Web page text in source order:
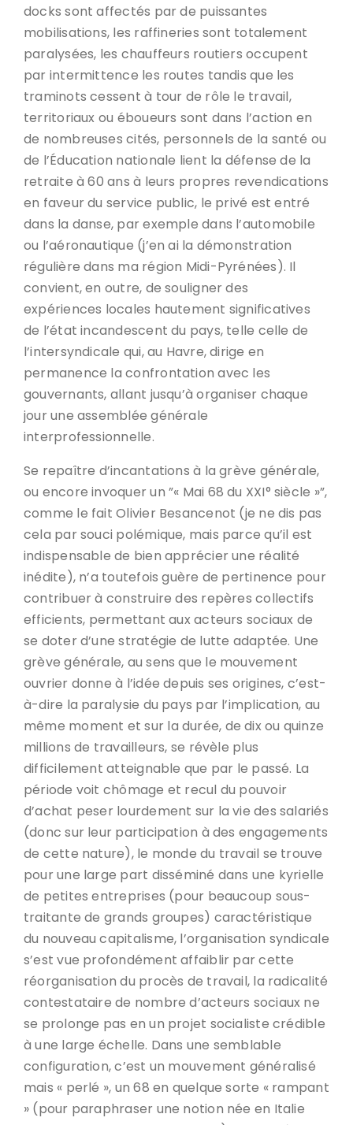
docks sont affectés par de puissantes
mobilisations, les raffineries sont totalement
paralysées, les chauffeurs routiers occupent
par intermittence les routes tandis que les
traminots cessent à tour de rôle le travail,
territoriaux ou éboueurs sont dans l’action en
de nombreuses cités, personnels de la santé ou
de l’Éducation nationale lient la défense de la
retraite à 60 ans à leurs propres revendications
en faveur du service public, le privé est entré
dans la danse, par exemple dans l’automobile
ou l’aéronautique (j’en ai la démonstration
régulière dans ma région Midi-Pyrénées). Il
convient, en outre, de souligner des
expériences locales hautement significatives
de l’état incandescent du pays, telle celle de
l’intersyndicale qui, au Havre, dirige en
permanence la confrontation avec les
gouvernants, allant jusqu’à organiser chaque
jour une assemblée générale
interprofessionnelle.
Se repaître d’incantations à la grève générale,
ou encore invoquer un ”« Mai 68 du XXI° siècle »”,
comme le fait Olivier Besancenot (je ne dis pas
cela par souci polémique, mais parce qu’il est
indispensable de bien apprécier une réalité
inédite), n’a toutefois guère de pertinence pour
contribuer à construire des repères collectifs
efficients, permettant aux acteurs sociaux de
se doter d’une stratégie de lutte adaptée. Une
grève générale, au sens que le mouvement
ouvrier donne à l’idée depuis ses origines, c’est-
à-dire la paralysie du pays par l’implication, au
même moment et sur la durée, de dix ou quinze
millions de travailleurs, se révèle plus
difficilement atteignable que par le passé. La
période voit chômage et recul du pouvoir
d’achat peser lourdement sur la vie des salariés
(donc sur leur participation à des engagements
de cette nature), le monde du travail se trouve
pour une large part disséminé dans une kyrielle
de petites entreprises (pour beaucoup sous-
traitante de grands groupes) caractéristique
du nouveau capitalisme, l’organisation syndicale
s’est vue profondément affaiblir par cette
réorganisation du procès de travail, la radicalité
contestataire de nombre d’acteurs sociaux ne
se prolonge pas en un projet socialiste crédible
à une large échelle. Dans une semblable
configuration, c’est un mouvement généralisé
mais « perlé », un 68 en quelque sorte « rampant
» (pour paraphraser une notion née en Italie